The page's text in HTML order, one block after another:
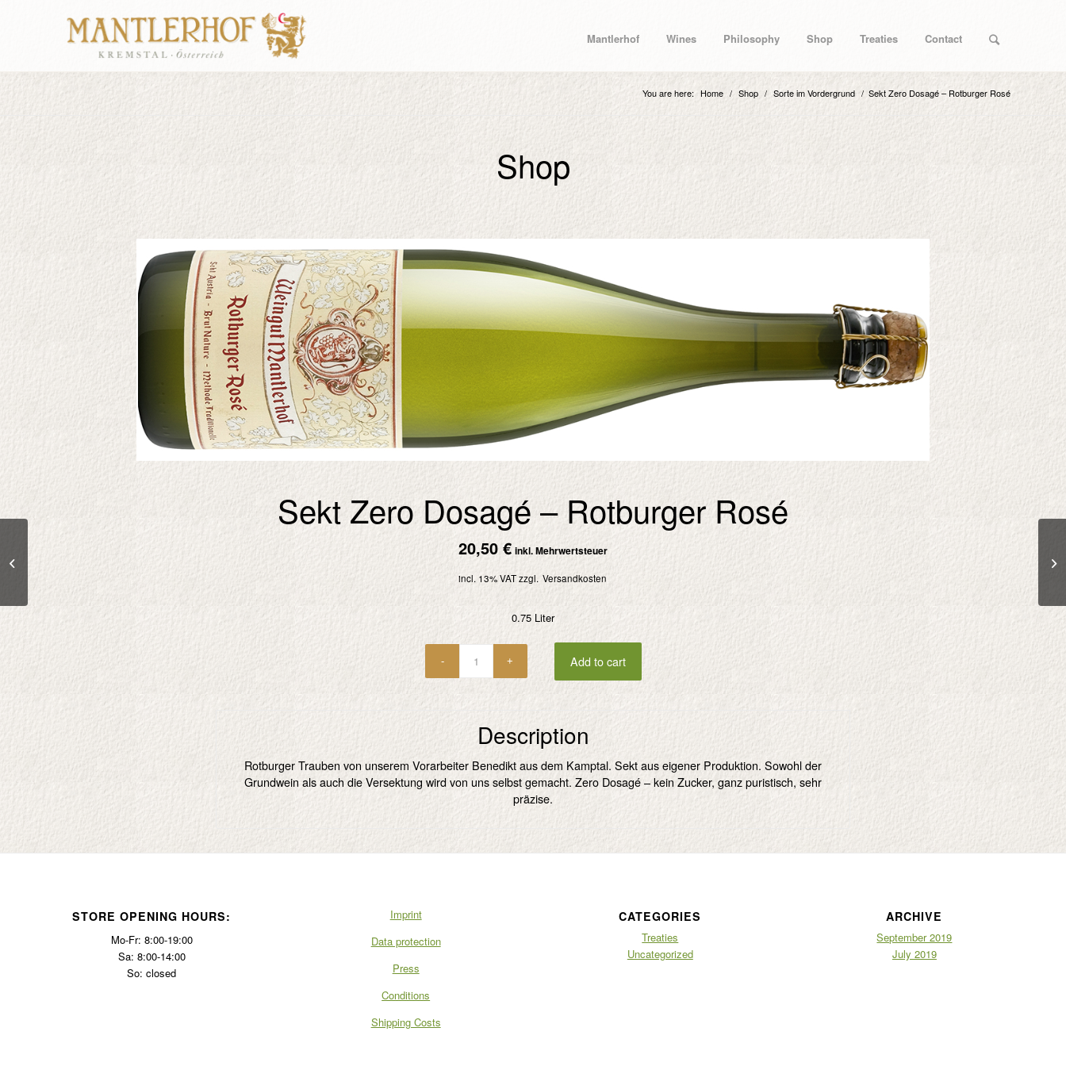
Mantlerhof Wines Philosophy Shop Treaties Contact
You are here: Home / Shop / Sorte im Vordergrund / Sekt Zero Dosagé – Rotburger Rosé
Shop
Sekt Zero Dosagé – Rotburger Rosé
20,50 € inkl. Mehrwertsteuer
incl. 13% VAT zzgl. Versandkosten
0.75 Liter
Add to cart
Description
Rotburger Trauben von unserem Vorarbeiter Benedikt aus dem Kamptal. Sekt aus eigener Produktion. Sowohl der
Grundwein als auch die Versektung wird von uns selbst gemacht. Zero Dosagé – kein Zucker, ganz puristisch, sehr
präzise.
STORE OPENING HOURS:
Mo-Fr: 8:00-19:00
Sa: 8:00-14:00
So: closed
Imprint
Data protection
Press
Conditions
Shipping Costs
CATEGORIES
Treaties
Uncategorized
ARCHIVE
September 2019
July 2019
Roter Veltliner